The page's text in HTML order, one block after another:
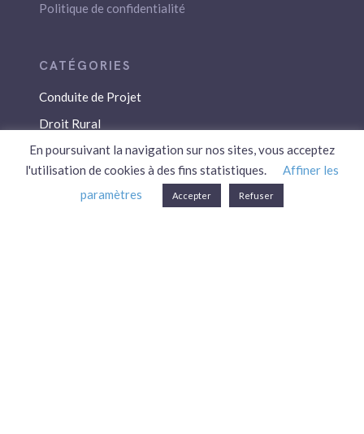
Politique de confidentialité
Conduite de Projet
Droit Rural
Droit Social
Économie / Gestion
Environnement
En poursuivant la navigation sur nos sites, vous acceptez
l'utilisation de cookies à des fins statistiques.
Affiner les
paramètres
Accepter Refuser